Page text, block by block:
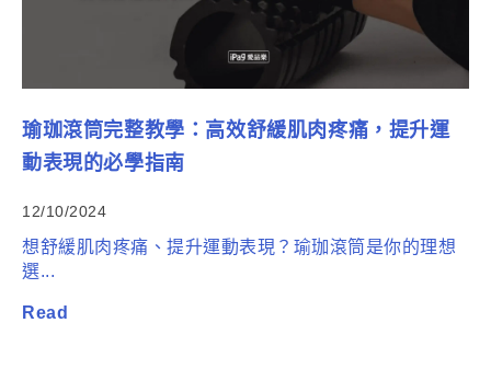
瑜珈滾筒完整教學：高效舒緩肌肉疼痛，提升運
動表現的必學指南
12/10/2024
想舒緩肌肉疼痛、提升運動表現？瑜珈滾筒是你的理想
選...
Read